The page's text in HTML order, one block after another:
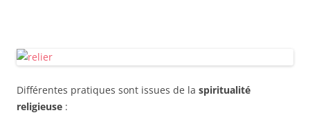
Différentes pratiques sont issues de la spiritualité
religieuse :